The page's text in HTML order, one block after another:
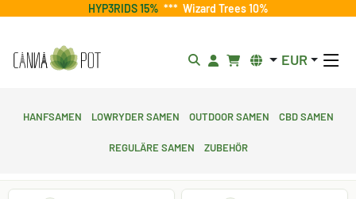
HYP3RIDS 15% *** Wizard Trees 10%
EUR
Hanfsamen Lowryder Samen Outdoor Samen CBD Samen
Reguläre Samen Zubehör